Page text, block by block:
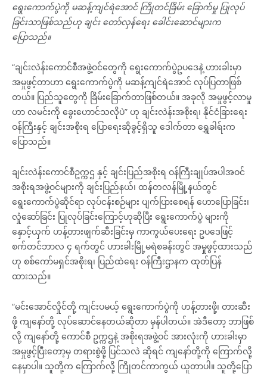
ရွေးကောက်ပွဲကို မဆန့်ကျင်ရဲအောင် ကြိုတင်ခြိမ်း ခြောက်မှု ပြုလုပ်
ခြင်းသာဖြစ်သည်ဟု ချင်း တော်လှန်ရေး ခေါင်းဆောင်များက
ပြောသည်။
“ချင်းလဲန်းကောင်စီအဖွဲ့ဝင်တွေကို ရွေးကောက်ပွဲဥပဒေနဲ့ ဟားခါးမှာ
အမှုဖွင့်တာဟာ ရွေးကောက်ပွဲကို မဆန့်ကျင်ရဲအောင် လုပ်ပြတာဖြစ်
တယ်။ ပြည်သူတွေကို ခြိမ်းခြောက်တာဖြစ်တယ်။ အခုလို အမှုဖွင့်လာမှု
ဟာ လမင်းကို ခွေးဟောင်သလိုပဲ” ဟု ချင်းလဲန်းအစိုးရ၊ နိုင်ငံခြားရေး
ဝန်ကြီးနှင့် ချင်းအစိုးရ ပြောရေးဆိုခွင့်ရှိသူ ဒေါက်တာ ရွှေခါရ်းက
ပြောသည်။
ချင်းလဲန်းကောင်စီဥက္ကဌ နှင့် ချင်းပြည်အစိုးရ ဝန်ကြီးချုပ်အပါအဝင်
အစိုးရအဖွဲ့ဝင်များကို ချင်းပြည်နယ်၊ ထန်တလန်မြို့နယ်တွင်
ရွေးကောက်ပွဲဆိုင်ရာ လုပ်ငန်းစဉ်များ ပျက်ပြားစေရန် ဟောပြောခြင်း၊
လှုံဆော်ခြင်း ပြုလုပ်ခြင်းကြောင့်ဟုဆိုပြီး ရွေးကောက်ပွဲ များကို
နှောင့်ယှက် ဟန့်တားဖျက်ဆီးခြင်းမှ ကာကွယ်ပေးရေး ဥပဒေဖြင့်
စက်တင်ဘာလ ၄ ရက်တွင် ဟားခါးမြို့မရဲစခန်းတွင် အမှုဖွင့်ထားသည်
ဟု စစ်ကော်မရှင်အစိုးရ၊ ပြည်ထဲရေး ဝန်ကြီးဌာနက ထုတ်ပြန်
ထားသည်။
“မင်းအောင်လှိုင်တို့ ကျင်းပမယ့် ရွေးကောက်ပွဲကို ဟန့်တားဖို့၊ တားဆီး
ဖို့ ကျနော်တို့ လုပ်ဆောင်နေတယ်ဆိုတာ မှန်ပါတယ်။ အဲဒီတော့ ဘာဖြစ်
လို့ ကျနော်တို့ ကောင်စီ ဥက္ကဌနဲ့ အစိုးရအဖွဲ့ဝင် အားလုံးကို ဟားခါးမှာ
အမှုဖွင့်ပြီးတော့မှ တရားစွဲဖို့ ပြင်သလဲ ဆိုရင် ကျနော်တို့ကို ကြောက်လို့
နေမှာပါ။ သူတို့က ကြောက်လို့ ကြိုတင်ကာကွယ် ယူတာပါ။ သူတို့ပြော